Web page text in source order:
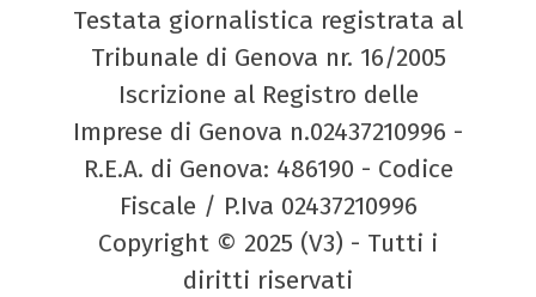
Testata giornalistica registrata al
Tribunale di Genova nr. 16/2005
Iscrizione al Registro delle
Imprese di Genova n.02437210996 -
R.E.A. di Genova: 486190 - Codice
Fiscale / P.Iva 02437210996
Copyright © 2025 (V3) - Tutti i
diritti riservati